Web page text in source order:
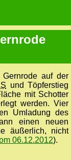
auf der
und Töpferstieg
mit Schotter
werden. Vier
Umladung des
einen neuen
äußerlich, nicht
06.12.2012).